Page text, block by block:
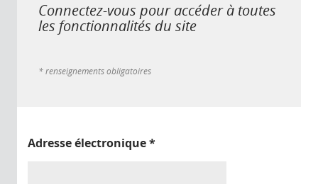
Connectez-vous pour accéder à toutes
les fonctionnalités du site
* renseignements obligatoires
Adresse électronique*